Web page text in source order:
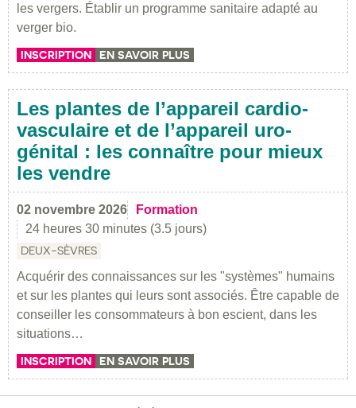
les vergers. Établir un programme sanitaire adapté au
verger bio.
INSCRIPTION EN SAVOIR PLUS
Les plantes de l’appareil cardio-
vasculaire et de l’appareil uro-
génital : les connaître pour mieux
les vendre
02 novembre 2026
Formation
24 heures 30 minutes (3.5 jours)
DEUX-SÈVRES
Acquérir des connaissances sur les "systèmes" humains
et sur les plantes qui leurs sont associés. Être capable de
conseiller les consommateurs à bon escient, dans les
situations…
INSCRIPTION EN SAVOIR PLUS